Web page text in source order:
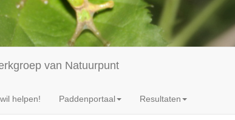
van Natuurpunt
helpen! Paddenportaal Resultaten